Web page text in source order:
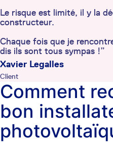
Le risque est limité, il y la
constructeur.
Chaque fois que je
dis ils sont tous sympas !”
Xavier Legalles
Client
Comment
bon